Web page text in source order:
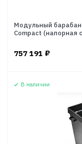
Модульный
Compact (напорная
757 191 ₽
В наличии